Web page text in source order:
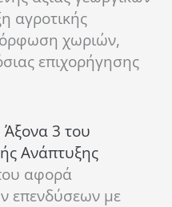
αγροτικής
χωριών,
επιχορήγησης
Άξονα 3 του
Ανάπτυξης
αφορά
επενδύσεων με